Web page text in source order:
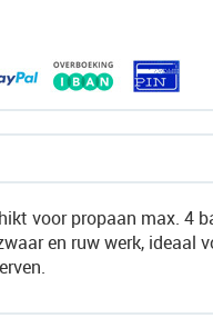
voor propaan max. 4
en ruw werk, ideaal